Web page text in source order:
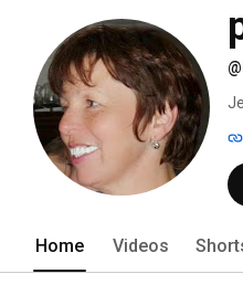
Home Videos